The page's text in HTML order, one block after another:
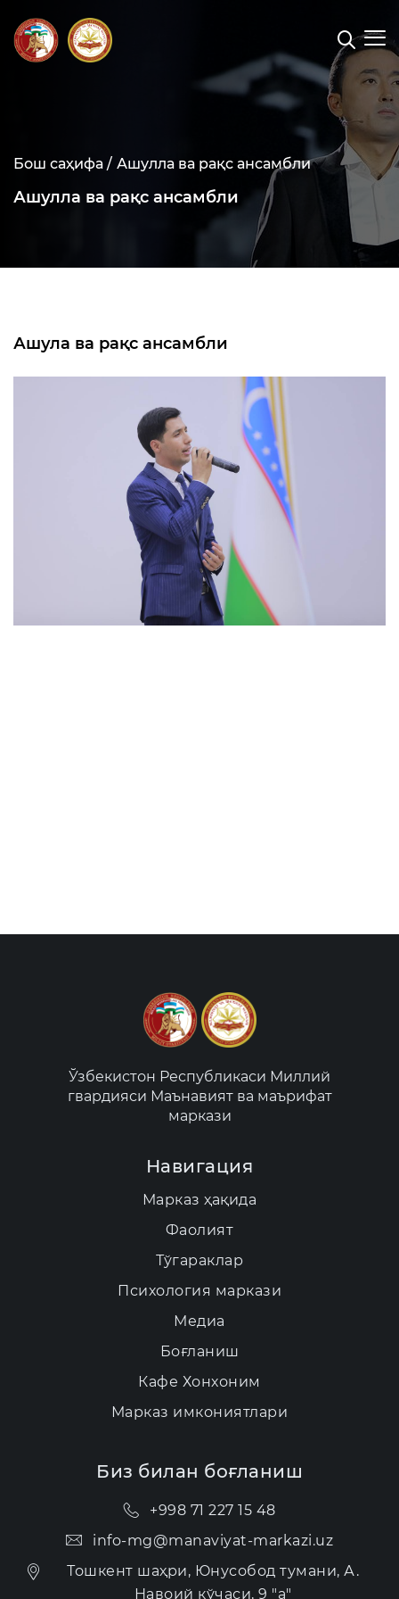
Бош саҳифа / Ашулла ва рақс ансамбли
Ашулла ва рақс ансамбли
Ашула ва рақс ансамбли
Ўзбекистон Республикаси Миллий
гвардияси Маънавият ва маърифат
маркази
Навигация
Марказ ҳақида
Фаолият
Тўгараклар
Психология маркази
Медиа
Боғланиш
Кафе Хонхоним
Марказ имкониятлари
Биз билан боғланиш
+998 71 227 15 48
info-mg@manaviyat-markazi.uz
Тошкент шаҳри, Юнусобод тумани, А.
Навоий кўчаси, 9 "а"